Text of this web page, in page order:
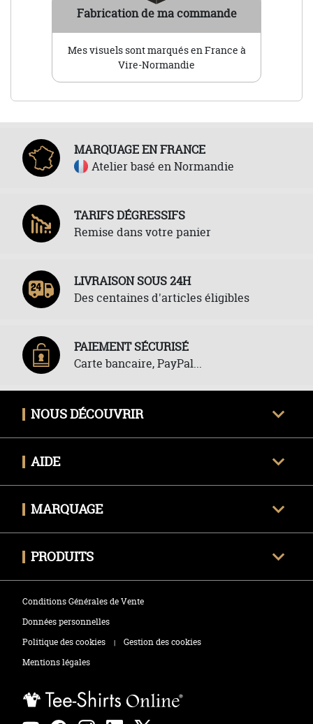
Fabrication de ma commande
Mes visuels sont marqués en France à
Vire-Normandie
MARQUAGE EN FRANCE
Atelier basé en Normandie
TARIFS DÉGRESSIFS
Remise dans votre panier
LIVRAISON SOUS 24H
Des centaines d'articles éligibles
PAIEMENT SÉCURISÉ
Carte bancaire, PayPal...
NOUS DÉCOUVRIR
Nous contacter
AIDE
Politique des retours
MARQUAGE
Zones de marquage
PRODUITS
Polos
Sweats
Conditions Générales de Vente
Données personnelles
Politique des cookies
|
Gestion des cookies
Mentions légales